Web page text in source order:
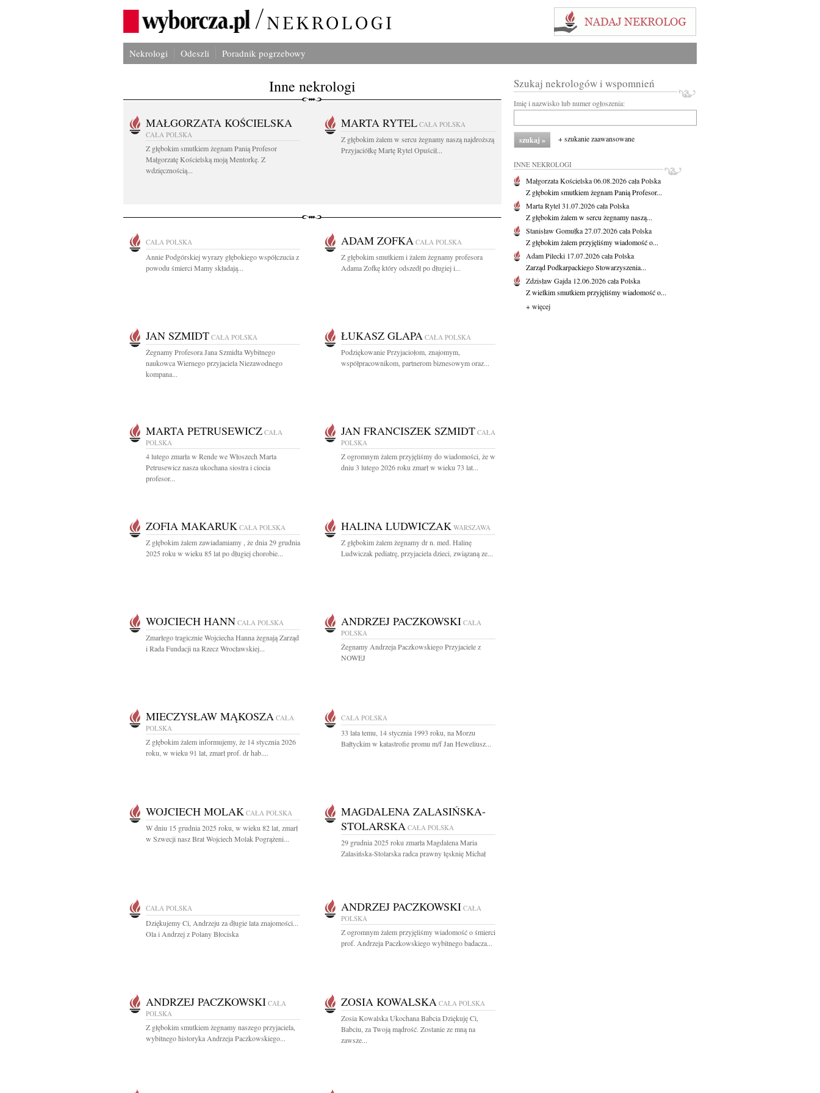
Nekrologi Odeszli Poradnik pogrzebowy
Inne nekrologi
MAŁGORZATA KOŚCIELSKA
CAŁA POLSKA
Z głębokim smutkiem żegnam Panią Profesor
Małgorzatę Kościelską moją Mentorkę. Z
wdzięcznością...
MARTA RYTEL CAŁA POLSKA
Z głębokim żalem w sercu żegnamy naszą najdroższą
Przyjaciółkę Martę Rytel Opuścił...
CAŁA POLSKA
Annie Podgórskiej wyrazy głębokiego współczucia z
powodu śmierci Mamy składają...
ADAM ZOFKA CAŁA POLSKA
Z głębokim smutkiem i żalem żegnamy profesora
Adama Zofkę który odszedł po długiej i...
JAN SZMIDT CAŁA POLSKA
Żegnamy Profesora Jana Szmidta Wybitnego
naukowca Wiernego przyjaciela Niezawodnego
kompana...
ŁUKASZ GLAPA CAŁA POLSKA
Podziękowanie Przyjaciołom, znajomym,
współpracownikom, partnerom biznesowym oraz...
MARTA PETRUSEWICZ CAŁA
POLSKA
4 lutego zmarła w Rende we Włoszech Marta
Petrusewicz nasza ukochana siostra i ciocia
profesor...
JAN FRANCISZEK SZMIDT CAŁA
POLSKA
Z ogromnym żalem przyjęliśmy do wiadomości, że w
dniu 3 lutego 2026 roku zmarł w wieku 73 lat...
ZOFIA MAKARUK CAŁA POLSKA
Z głębokim żalem zawiadamiamy , że dnia 29 grudnia
2025 roku w wieku 85 lat po długiej chorobie...
HALINA LUDWICZAK WARSZAWA
Z głębokim żalem żegnamy dr n. med. Halinę
Ludwiczak pediatrę, przyjaciela dzieci, związaną ze...
WOJCIECH HANN CAŁA POLSKA
Zmarłego tragicznie Wojciecha Hanna żegnają Zarząd
i Rada Fundacji na Rzecz Wrocławskiej...
ANDRZEJ PACZKOWSKI CAŁA
POLSKA
Żegnamy Andrzeja Paczkowskiego Przyjaciele z
NOWEJ
MIECZYSŁAW MĄKOSZA CAŁA
POLSKA
Z głębokim żalem informujemy, że 14 stycznia 2026
roku, w wieku 91 lat, zmarł prof. dr hab....
CAŁA POLSKA
33 lata temu, 14 stycznia 1993 roku, na Morzu
Bałtyckim w katastrofie promu m/f Jan Heweliusz...
WOJCIECH MOLAK CAŁA POLSKA
W dniu 15 grudnia 2025 roku, w wieku 82 lat, zmarł
w Szwecji nasz Brat Wojciech Molak Pogrążeni...
MAGDALENA ZALASIŃSKA-
STOLARSKA CAŁA POLSKA
29 grudnia 2025 roku zmarła Magdalena Maria
Zalasińska-Stolarska radca prawny tęsknię Michał
CAŁA POLSKA
Dziękujemy Ci, Andrzeju za długie lata znajomości...
Ola i Andrzej z Polany Błociska
ANDRZEJ PACZKOWSKI CAŁA
POLSKA
Z ogromnym żalem przyjęliśmy wiadomość o śmierci
prof. Andrzeja Paczkowskiego wybitnego badacza...
ANDRZEJ PACZKOWSKI CAŁA
POLSKA
Z głębokim smutkiem żegnamy naszego przyjaciela,
wybitnego historyka Andrzeja Paczkowskiego...
ZOSIA KOWALSKA CAŁA POLSKA
Zosia Kowalska Ukochana Babcia Dziękuję Ci,
Babciu, za Twoją mądrość. Zostanie ze mną na
zawsze...
Szukaj nekrologów i wspomnień
Imię i nazwisko lub numer ogłoszenia:
+ szukanie zaawansowane
INNE NEKROLOGI
Małgorzata Kościelska06.08.2026cała Polska
Z głębokim smutkiem żegnam Panią Profesor...
Marta Rytel31.07.2026cała Polska
Z głębokim żalem w sercu żegnamy naszą...
Stanisław Gomułka27.07.2026cała Polska
Z głębokim żalem przyjęliśmy wiadomość o...
Adam Pilecki 17.07.2026cała Polska
Zarząd Podkarpackiego Stowarzyszenia...
Zdzisław Gajda 12.06.2026cała Polska
Z wielkim smutkiem przyjęliśmy wiadomość o...
+ więcej